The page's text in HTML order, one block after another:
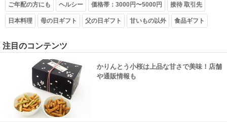
ご年配の方にも ヘルシー 価格帯：3000円〜5000円 接待 取引先
日本料理 母の日ギフト 父の日ギフト 甘いもの以外 食品ギフト
注目のコンテンツ
かりんとう小桜は上品な甘さで美味！店舗
や通販情報も